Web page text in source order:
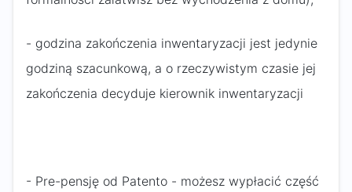
- godzina zakończenia inwentaryzacji jest jedynie
godziną szacunkową, a o rzeczywistym czasie jej
zakończenia decyduje kierownik inwentaryzacji
- Pre-pensję od Patento - możesz wypłacić część